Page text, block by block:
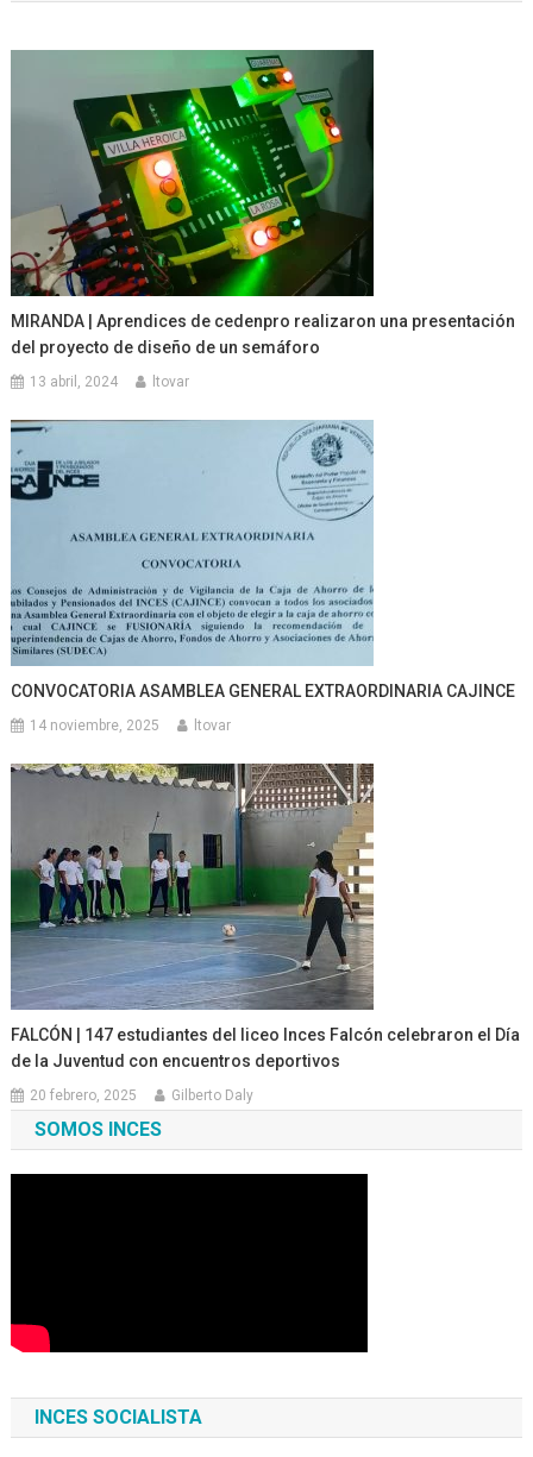
MIRANDA | Aprendices de cedenpro realizaron una presentación
del proyecto de diseño de un semáforo
13 abril, 2024 ltovar
CONVOCATORIA ASAMBLEA GENERAL EXTRAORDINARIA CAJINCE
14 noviembre, 2025 ltovar
FALCÓN | 147 estudiantes del liceo Inces Falcón celebraron el Día
de la Juventud con encuentros deportivos
20 febrero, 2025 Gilberto Daly
SOMOS INCES
INCES SOCIALISTA